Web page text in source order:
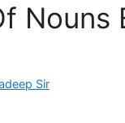
Nouns
Sir